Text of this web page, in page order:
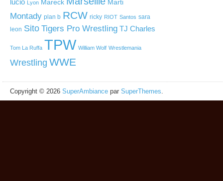
lucio Lyon Mareck Marti
Montady plan b RCW ricky RIOT Santos sara
leon Sito Tigers Pro Wrestling TJ Charles
Tom La Ruffa TPW William Wolf Wrestlemania
Wrestling WWE
Copyright © 2026 SuperAmbiance par SuperThemes.